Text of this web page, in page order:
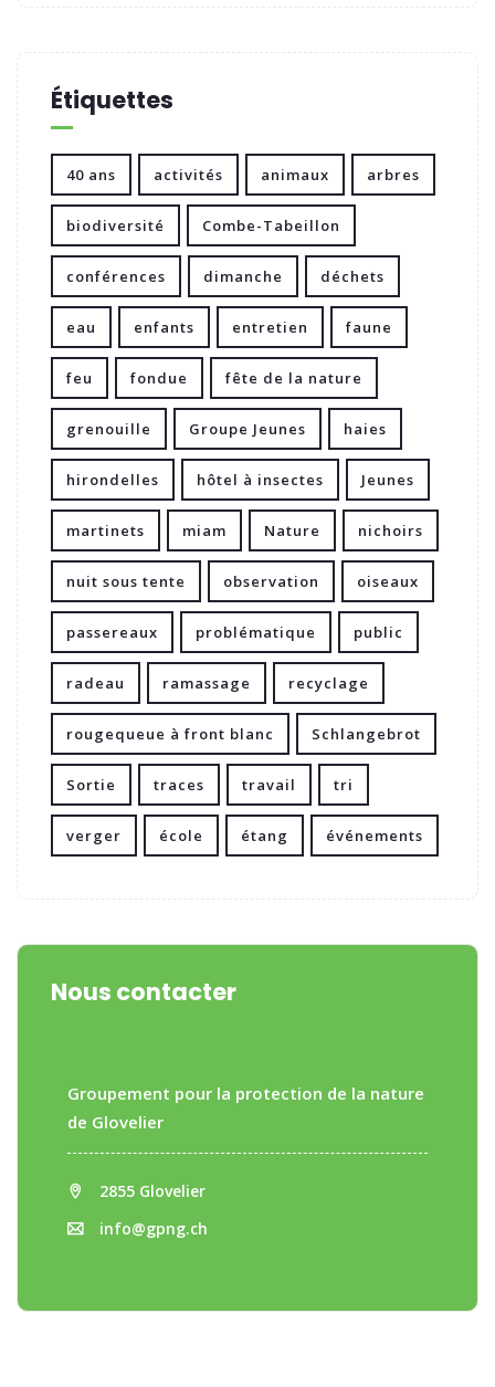
Étiquettes
40 ans activités animaux arbres
biodiversité Combe-Tabeillon
conférences dimanche déchets
eau enfants entretien faune
feu fondue fête de la nature
grenouille Groupe Jeunes haies
hirondelles hôtel à insectes Jeunes
martinets miam Nature nichoirs
nuit sous tente observation oiseaux
passereaux problématique public
radeau ramassage recyclage
rougequeue à front blanc Schlangebrot
Sortie traces travail tri
verger école étang événements
Nous contacter
Groupement pour la protection de la nature
de Glovelier
2855 Glovelier
info@gpng.ch